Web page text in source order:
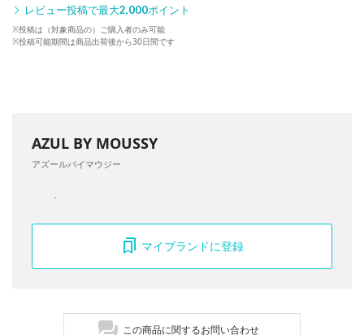
レビュー投稿で最大2,000ポイント
※投稿は（対象商品の）ご購入者のみ可能
※投稿可能期間は商品出荷後から30日間です
AZUL BY MOUSSY
アズールバイマウジー
マイブランドに登録
この商品に関するお問い合わせ